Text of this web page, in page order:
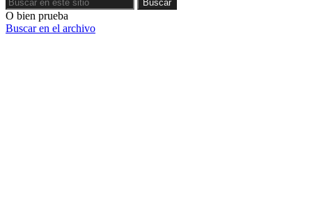
Buscar
O bien prueba
Buscar en el archivo